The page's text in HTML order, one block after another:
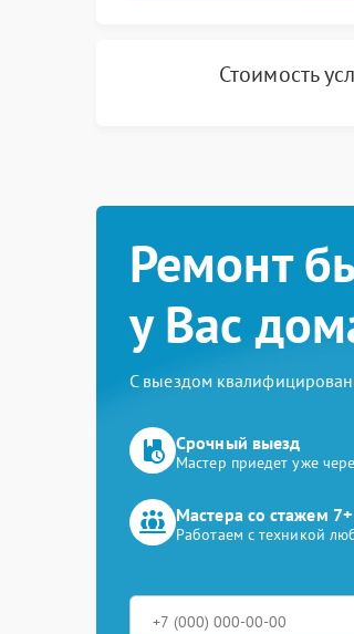
Стоимость
Ремонт
у Вас
С выездом
Срочный выезд
Мастер приедет уже
Мастера со стажем 7+
Работаем с техникой